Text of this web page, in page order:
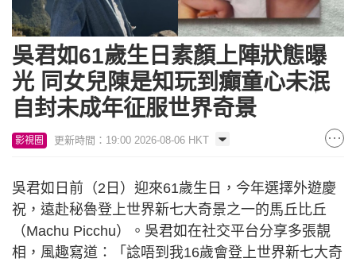
吳君如61歲生日素顏上陣狀態曝
光 同女兒陳是知玩到癲童心未泯
自封未成年征服世界奇景
影視圈 更新時間：19:00 2026-08-06 HKT
吳君如日前（2日）迎來61歲生日，今年選擇外遊慶
祝，遠赴秘魯登上世界新七大奇景之一的馬丘比丘
（Machu Picchu）。吳君如在社交平台分享多張靚
相，風趣寫道：「諗唔到我16歲會登上世界新七大奇